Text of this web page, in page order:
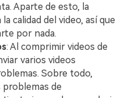
Aparte de esto, la
calidad del video, así que
por nada.
: Al comprimir videos de
varios videos
Sobre todo,
de